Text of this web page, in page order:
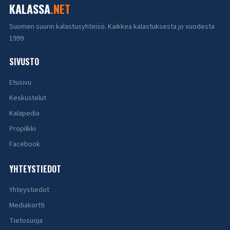
KALASSA.NET
Suomen suurin kalastusyhteisö. Kaikkea kalastuksesta jo vuodesta
1999.
SIVUSTO
Etusivu
Keskustelut
Kalapedia
Propilkki
Facebook
YHTEYSTIEDOT
Yhteystiedot
Mediakortti
Tietosuoja